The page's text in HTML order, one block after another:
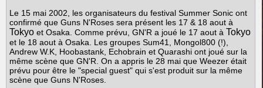
Le 15 mai 2002, les organisateurs du festival Summer Sonic ont
confirmé que Guns N'Roses sera présent les 17 & 18 aout à
Tokyo et Osaka. Comme prévu, GN'R a joué le 17 aout àTokyo
et le 18 aout à Osaka. Les groupes Sum41, Mongol800 (!),
Andrew W.K, Hoobastank, Echobrain et Quarashi ont joué sur la
même scène que GN'R. On a appris le 28 mai que Weezer était
prévu pour être le "special guest" qui s'est produit sur la même
scène que Guns N'Roses.